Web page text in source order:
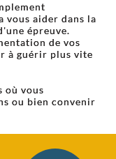
vous aider dans la
épreuve.
de vos
à guérir plus vite
où vous
ou bien convenir